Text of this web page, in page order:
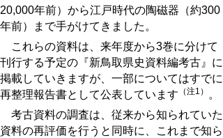
20,000年前）から江戸時代の陶磁器（約300
年前）まで手がけてきました。
これらの資料は、来年度から3巻に分けて
刊行する予定の『新鳥取県史資料編考古』に
掲載していきますが、一部についてはすでに
再整理報告書として公表しています （注1）
。
考古資料の調査は、従来から知られていた
資料の再評価を行うと同時に、これまで知ら